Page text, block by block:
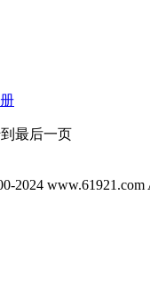
最后一页
2024